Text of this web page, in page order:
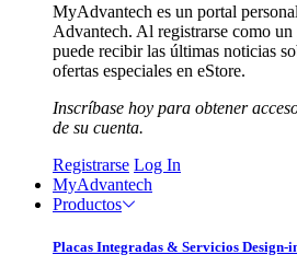
MyAdvantech es un portal
Advantech. Al registrarse como
puede recibir las últimas noticias
ofertas especiales en eStore.
Inscríbase hoy para obtener
de su cuenta.
Registrarse Log In
MyAdvantech
Productos
Placas Integradas & Servicios Design-